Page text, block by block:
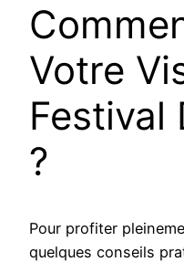
Votre
Festival
?
Pour profiter
quelques conseils